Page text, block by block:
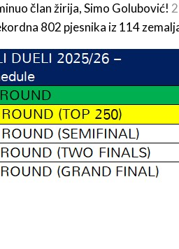
član žirija, Simo Golubović!
802 pjesnika iz 114